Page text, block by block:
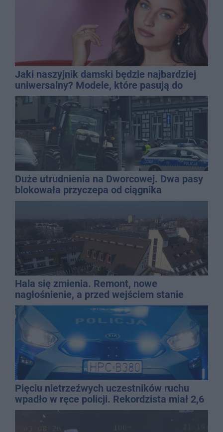
Jaki naszyjnik damski będzie najbardziej
uniwersalny? Modele, które pasują do
wielu stylizacji
Duże utrudnienia na Dworcowej. Dwa pasy
blokowała przyczepa od ciągnika
Hala się zmienia. Remont, nowe
nagłośnienie, a przed wejściem stanie
QEMETICA ARENA
Pięciu nietrzeźwych uczestników ruchu
wpadło w ręce policji. Rekordzista miał 2,6
promila